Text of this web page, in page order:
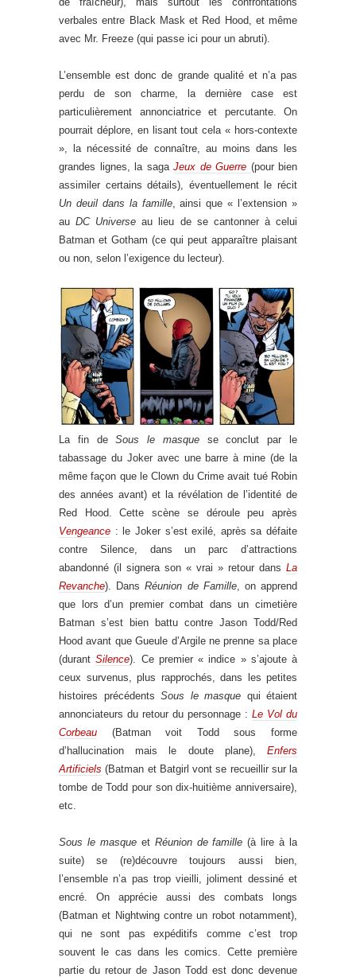
verbales entre Black Mask et Red Hood, et même
avec Mr. Freeze (qui passe ici pour un abruti).
L’ensemble est donc de grande qualité et n’a pas
perdu de son charme, la dernière case est
particulièrement annonciatrice et percutante. On
pourrait déplore, en lisant tout cela « hors-contexte
», la nécessité de connaître, au moins dans les
grandes lignes, la saga Jeux de Guerre (pour bien
assimiler certains détails), éventuellement le récit
Un deuil dans la famille, ainsi que « l’extension »
auDC Universe au lieu de se cantonner à celui
Batman et Gotham (ce qui peut apparaître plaisant
ou non, selon l’exigence du lecteur).
La fin deSous le masquese conclut par le
tabassage du Joker avec une barre à mine (de la
même façon que le Clown du Crime avait tué Robin
des années avant) et la révélation de l’identité de
Red Hood. Cette scène se déroule peu après
Vengeance : le Joker s’est exilé, après sa défaite
contre Silence, dans un parc d’attractions
abandonné (il signera son « vrai » retour dans La
Revanche). DansRéunion de Famille, on apprend
que lors d’un premier combat dans un cimetière
Batman s’est bien battu contre Jason Todd/Red
Hood avant que Gueule d’Argile ne prenne sa place
(durantSilence). Ce premier « indice » s’ajoute à
ceux survenus, plus rapprochés, dans les petites
histoires précédents Sous le masque qui étaient
annonciateurs du retour du personnage : Le Vol du
Corbeau (Batman voit Todd sous forme
d’hallucination mais le doute plane), Enfers
Artificiels (Batman et Batgirl vont se recueillir sur la
tombe de Todd pour son dix-huitième anniversaire),
etc.
Sous le masqueet Réunion de famille (à lire à la
suite) se (re)découvre toujours aussi bien,
l’ensemble n’a pas trop vieilli, joliment dessiné et
encré. On apprécie aussi des combats longs
(Batman et Nightwing contre un robot notamment),
qui ne sont pas expéditifs comme c’est trop
souvent le cas dans les comics. Cette première
partie du retour de Jason Todd est donc devenue